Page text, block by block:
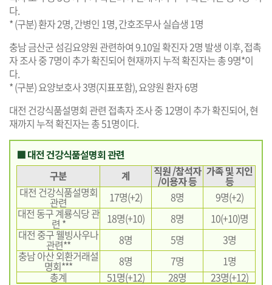
다.
* (구분) 환자 2명, 간병인 1명, 간호조무사 실습생 1명
충남 금산군 섬김요양원 관련하여 9.10일 확진자 2명 발생 이후, 접촉
자 조사 중 7명이 추가 확진되어 현재까지 누적 확진자는 총 9명*이
다.
* (구분) 요양보호사 3명(지표포함), 요양원 환자 6명
대전 건강식품설명회 관련 접촉자 조사 중 12명이 추가 확진되어, 현
재까지 누적 확진자는 총 51명이다.
■ 대전 건강식품설명회 관련
구분
계 직원 /참석자
/이용자 등
가족 및 지인
등
대전 건강식품설명회
관련 17명(+2) 8명
9명(+2)
대전 동구 계룡식당 관
련 * 18명(+10) 8명
10(+10)명
대전 중구 웰빙사우나
관련** 8명 5명
3명
충남 아산 외환거래설
명회*** 8명 7명
1명
총계
51명(+12) 28명
23명(+12)